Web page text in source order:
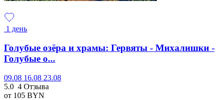
1 день
Голубые озёра и храмы: Гервяты - Михалишки -
Голубые о...
09.08 16.08 23.08
5.0 4 Отзыва
от 105 BYN